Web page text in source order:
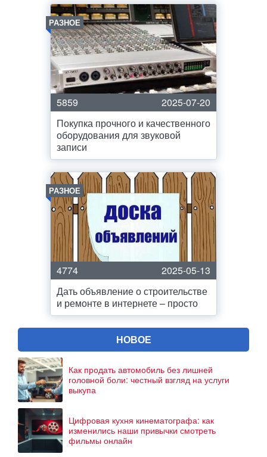
РАЗНОЕ
5859
2025-07-20
Покупка прочного и качественного
оборудования для звуковой
записи
РАЗНОЕ
4774
2025-05-13
Дать объявление о строительстве
и ремонте в интернете – просто
НОВОЕ
Как продать автомобиль без лишней
головной боли: честный взгляд на услуги
выкупа
Цифровая кухня кинематографа: как
изменились наши привычки смотреть
фильмы онлайн